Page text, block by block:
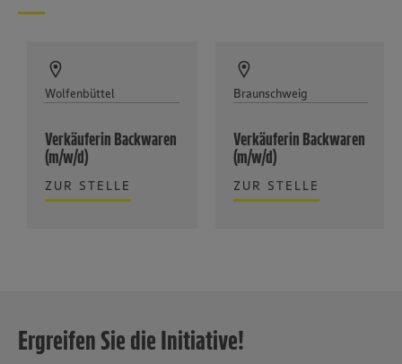
Wolfenbüttel
Verkäuferin Backwaren
(m/w/d)
ZUR STELLE
Braunschweig
Verkäuferin Backwaren
(m/w/d)
ZUR STELLE
Ergreifen Sie die Initiative!